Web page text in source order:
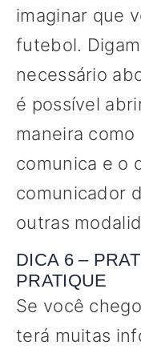
imaginar que
futebol.
necessário
é possível
maneira como
comunica e o
comunicador
outras
DICA 6 –
PRATIQUE
Se você
terá muitas